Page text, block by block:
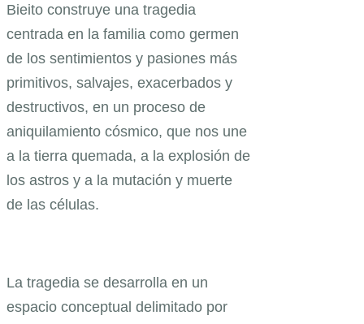
Bieito construye una tragedia
centrada en la familia como germen
de los sentimientos y pasiones más
primitivos, salvajes, exacerbados y
destructivos, en un proceso de
aniquilamiento cósmico, que nos une
a la tierra quemada, a la explosión de
los astros y a la mutación y muerte
de las células.
La tragedia se desarrolla en un
espacio conceptual delimitado por